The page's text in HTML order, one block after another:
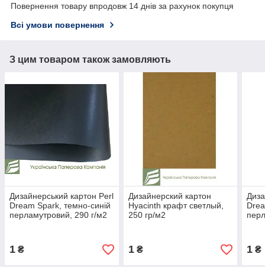
Повернення товару впродовж 14 днів за рахунок покупця
Всі умови повернення
З цим товаром також замовляють
Дизайнерський картон Perl
Dream Spark, темно-синій
перламутровий, 290 г/м2
1 ₴
Дизайнерский картон
Hyacinth крафт светлый,
250 гр/м2
1₴ 1 ₴